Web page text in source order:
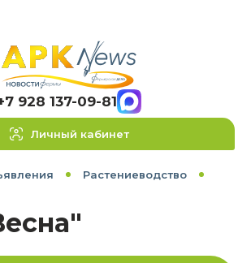
928 137-09-81
Личный кабинет
Растениеводство